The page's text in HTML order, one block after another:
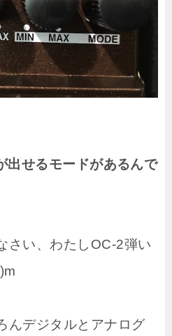
出せるモードがあるんで
さい、わたしOC-2弾い
んデジタルとアナログ